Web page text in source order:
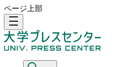
ページ上部
density_medium